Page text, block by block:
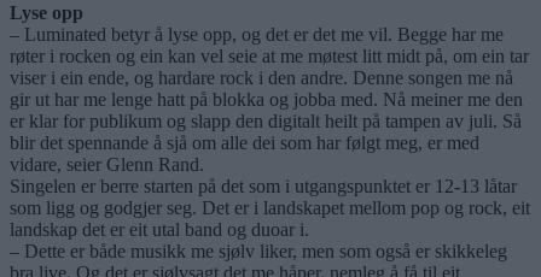
Lyse opp
– Luminated betyr å lyse opp, og det er det me vil. Begge har me
røter i rocken og ein kan vel seie at me møtest litt midt på, om ein tar
viser i ein ende, og hardare rock i den andre. Denne songen me nå
gir ut har me lenge hatt på blokka og jobba med. Nå meiner me den
er klar for publikum og slapp den digitalt heilt på tampen av juli. Så
blir det spennande å sjå om alle dei som har følgt meg, er med
vidare, seier Glenn Rand.
Singelen er berre starten på det som i utgangspunktet er 12-13 låtar
som ligg og godgjer seg. Det er i landskapet mellom pop og rock, eit
landskap det er eit utal band og duoar i.
– Dette er både musikk me sjølv liker, men som også er skikkeleg
bra live. Og det er sjølvsagt det me håper, nemleg å få til eit